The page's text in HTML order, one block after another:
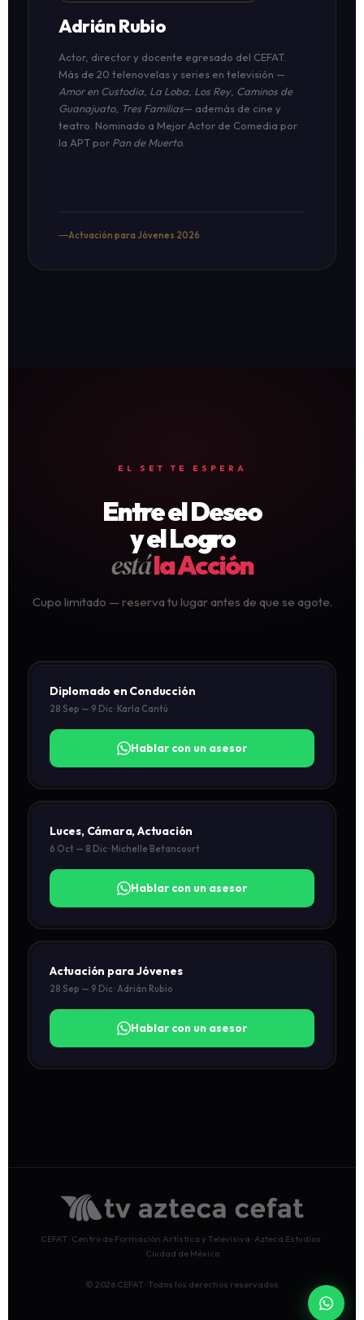
Adrián Rubio
Actor, director y docente egresado del CEFAT.
Más de 20 telenovelas y series en televisión —
Amor en Custodia La Loba Los Rey, Caminos de
Guanajuato, Tres Familias— además de cine y
teatro. Nominado a Mejor Actor de Comedia por
la APT por Pan de Muerto.
Actuación para Jóvenes 2026
EL SET TE ESPERA
Entre el Deseo
y el Logro
estála Acción
Cupo limitado — reserva tu lugar antes de que se agote.
Diplomado en Conducción
28 Sep — 9 Dic · Karla Cantú
Hablar con un asesor
Luces, Cámara, Actuación
6 Oct — 8 Dic · Michelle Betancourt
Hablar con un asesor
Actuación para Jóvenes
28 Sep — 9 Dic · Adrián Rubio
Hablar con un asesor
CEFAT · Centro de Formación Artística y Televisiva · Azteca Estudios ·
Ciudad de México
© 2026 CEFAT · Todos los derechos reservados